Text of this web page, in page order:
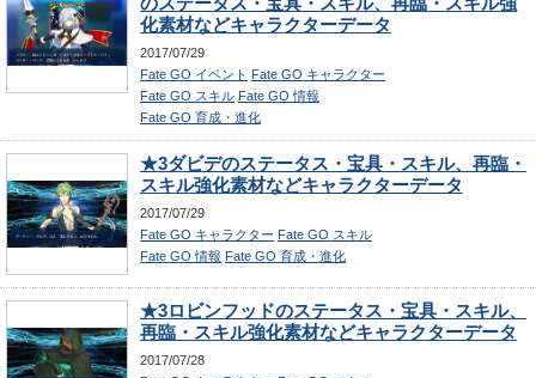
化素材などキャラクターデータ
2017/07/29
Fate GO イベント Fate GO キャラクター
Fate GO スキル Fate GO 情報
Fate GO 育成・進化
★3ダビデのステータス・宝具・スキル、再臨・
スキル強化素材などキャラクターデータ
2017/07/29
Fate GO キャラクター Fate GO スキル
Fate GO 情報 Fate GO 育成・進化
★3ロビンフッドのステータス・宝具・スキル、
再臨・スキル強化素材などキャラクターデータ
2017/07/28